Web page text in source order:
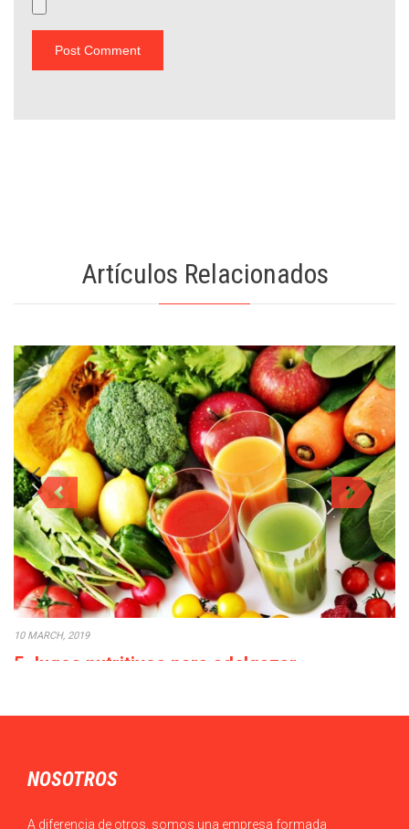
Artículos Relacionados
10 MARCH, 2019
5 Jugos nutritivos para adelgazar
NOSOTROS
A diferencia de otros, somos una empresa formada